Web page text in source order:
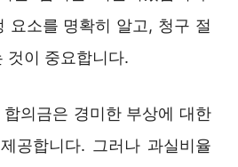
요소를 명확히 알고, 청구 절
것이 중요합니다.
의금은 경미한 부상에 대한
공합니다. 그러나 과실비율